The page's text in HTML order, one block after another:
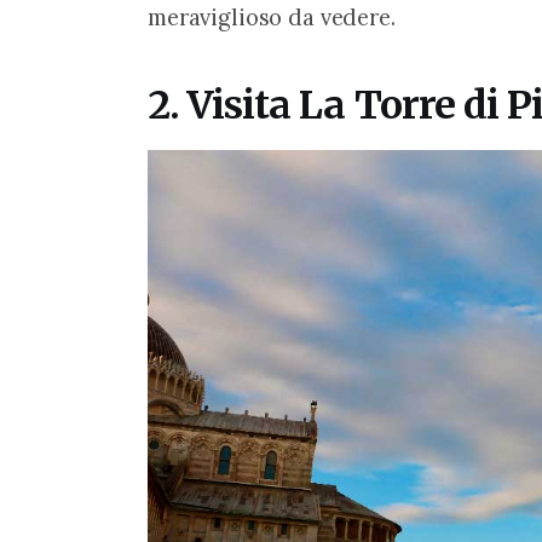
meraviglioso da vedere.
2. Visita La Torre di